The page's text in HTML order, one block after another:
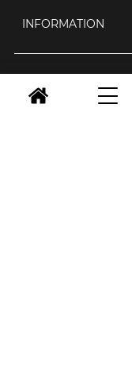
INFORMATION